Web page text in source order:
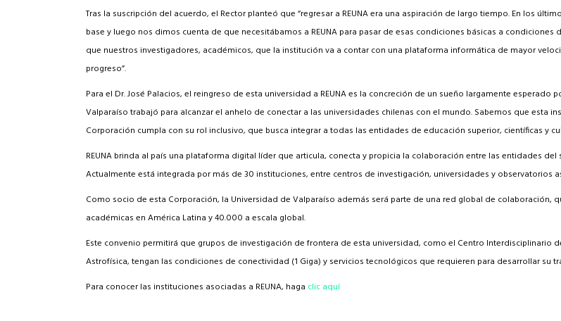
Tras la suscripción del acuerdo, el Rector planteó que “regresar a REUNA era una aspiración de largo tiempo. En los
base y luego nos dimos cuenta de que necesitábamos a REUNA para pasar de esas condiciones básicas a
que nuestros investigadores, académicos, que la institución va a contar con una plataforma informática de mayor
progreso”.
Para el Dr. José Palacios, el reingreso de esta universidad a REUNA es la concreción de un sueño largamente
Valparaíso trabajó para alcanzar el anhelo de conectar a las universidades chilenas con el mundo. Sabemos que esta
Corporación cumpla con su rol inclusivo, que busca integrar a todas las entidades de educación superior, científicas y
REUNA brinda al país una plataforma digital líder que articula, conecta y propicia la colaboración entre las entidades
Actualmente está integrada por más de 30 instituciones, entre centros de investigación, universidades y observatorios
Como socio de esta Corporación, la Universidad de Valparaíso además será parte de una red global de colaboración,
académicas en América Latina y 40.000 a escala global.
Este convenio permitirá que grupos de investigación de frontera de esta universidad, como el Centro Interdisciplinario
Astrofísica, tengan las condiciones de conectividad (1 Giga) y servicios tecnológicos que requieren para desarrollar su
Para conocer las instituciones asociadas a REUNA, haga clic aquí